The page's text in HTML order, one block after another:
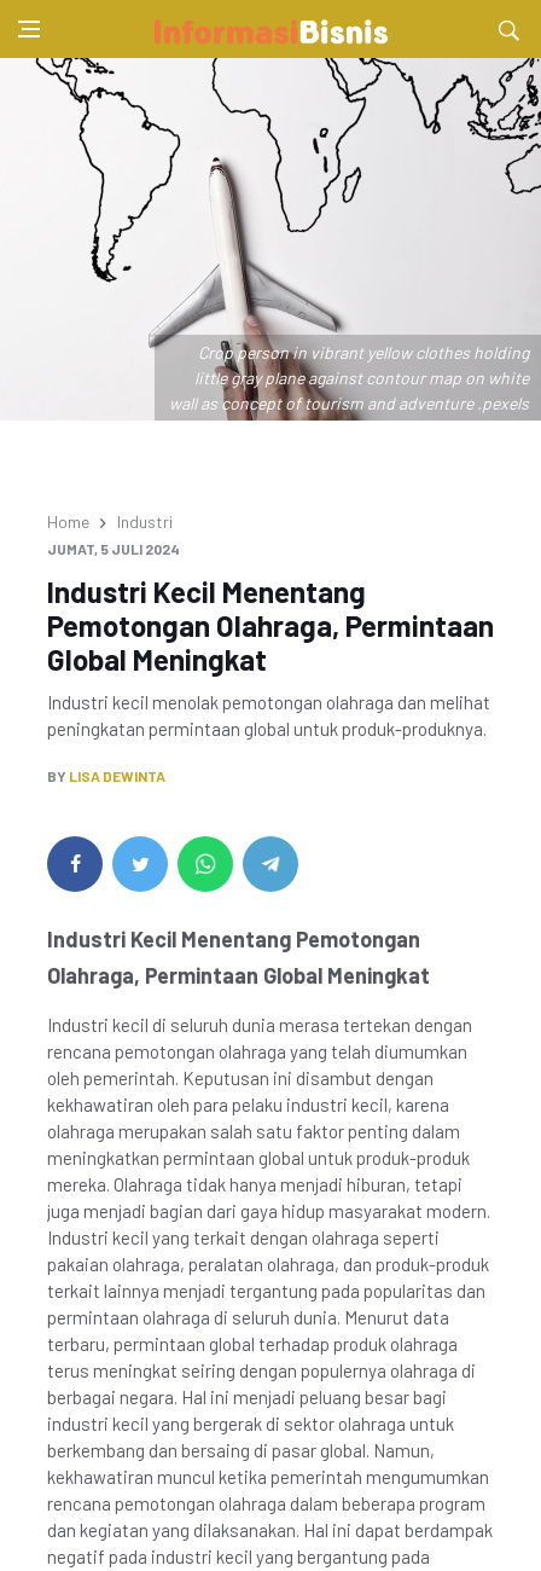
Crop person in vibrant yellow clothes holding
little gray plane against contour map on white
wall as concept of tourism and adventure .pexels
Home Industri
JUMAT, 5 JULI 2024
Industri Kecil Menentang
Pemotongan Olahraga, Permintaan
Global Meningkat
Industri kecil menolak pemotongan olahraga dan melihat
peningkatan permintaan global untuk produk-produknya.
BY LISA DEWINTA
Industri Kecil Menentang Pemotongan
Olahraga, Permintaan Global Meningkat
Industri kecil di seluruh dunia merasa tertekan dengan
rencana pemotongan olahraga yang telah diumumkan
oleh pemerintah. Keputusan ini disambut dengan
kekhawatiran oleh para pelaku industri kecil, karena
olahraga merupakan salah satu faktor penting dalam
meningkatkan permintaan global untuk produk-produk
mereka. Olahraga tidak hanya menjadi hiburan, tetapi
juga menjadi bagian dari gaya hidup masyarakat modern.
Industri kecil yang terkait dengan olahraga seperti
pakaian olahraga, peralatan olahraga, dan produk-produk
terkait lainnya menjadi tergantung pada popularitas dan
permintaan olahraga di seluruh dunia. Menurut data
terbaru, permintaan global terhadap produk olahraga
terus meningkat seiring dengan populernya olahraga di
berbagai negara. Hal ini menjadi peluang besar bagi
industri kecil yang bergerak di sektor olahraga untuk
berkembang dan bersaing di pasar global. Namun,
kekhawatiran muncul ketika pemerintah mengumumkan
rencana pemotongan olahraga dalam beberapa program
dan kegiatan yang dilaksanakan. Hal ini dapat berdampak
negatif pada industri kecil yang bergantung pada